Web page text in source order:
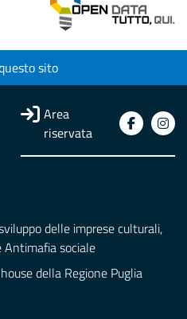
sito
Area
riservata
delle imprese culturali,
Antimafia sociale
della Regione Puglia